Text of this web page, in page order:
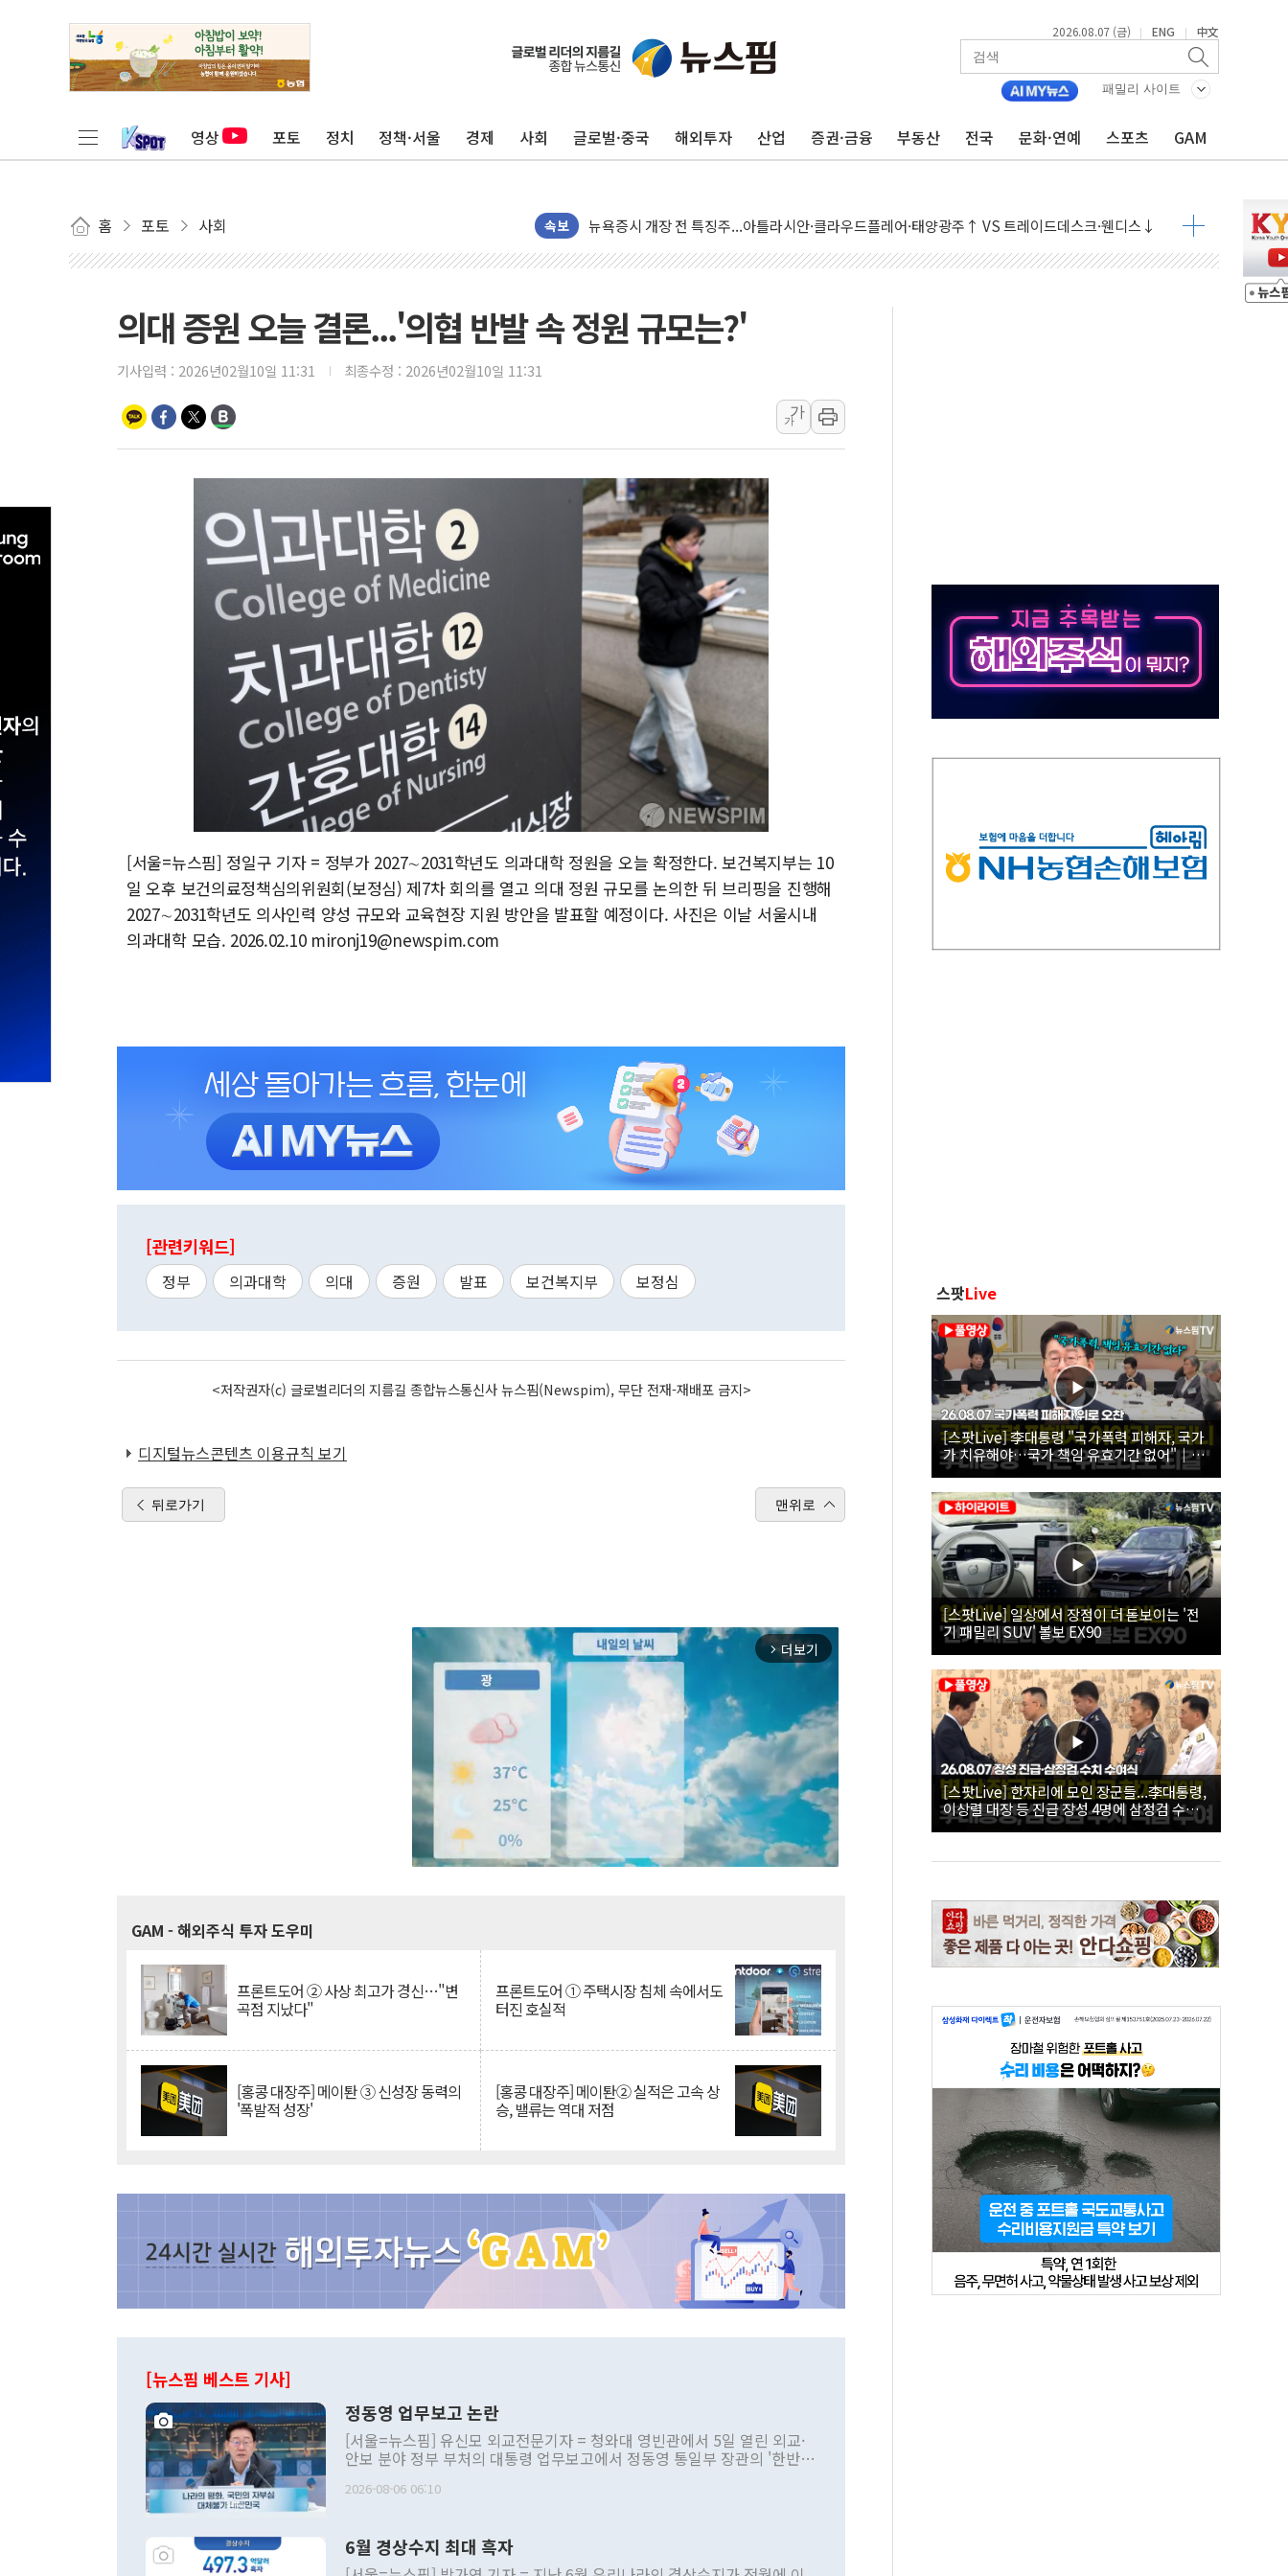
2026.08.07 (금) | ENG | 中文
패밀리 사이트
영상 포토 정치 정책·서울 경제 사회 글로벌·중국 해외투자 산업 증권·금융 부동산 전국 문화·연예 스포츠 GAM
홈 포토 사회 속보
[종합] 美 7월 고용 2만3000명 감소 '쇼크'…9월 금리 인상 기대 후퇴
보훈부, 미 DPAA와 MOU… "6·25 미군 실종자 7359명 끝까지 찾겠다"
트럼프 "금리 내려야"…파월 때와 달리 워시엔 톤 낮춰
李 "해남 태양광, 대한민국 다음 100년 밑거름…수도권 집중 완화 전환점"
李 대통령, '6시간 마라톤 부동산 2차 회의' 주재… "전폭적 공급 확대·속도전 총력"
[사진] 빈살만과 에르도안의 만남
이란와이어 "이란 최고지도자 위독…곧 사망해도 놀랍지 않아"
[인도증시] 중동 불안 속 유가 상승에 소폭 하락...금융주 낙폭 커
황희 '폐버스 청년주택' SNS 글 역풍에 "정부정책 아냐" 해명
폭염 누그러지고 가뭄 숙지나...경북동해안권 8~9일 최대 100mm 호우
사우디·튀르키예·파키스탄, '공동방위협정' 체결… 수니파 국가들의 새 안보 협력 구도
신길동 신축도 3.3㎡당 7250만원…써밋 클라비온 59㎡ 18억원대
용산공원·그린벨트로 또 충돌…반복되는 국토부-서울시 '정책 엇박자'
[AI 부동산 투데이] 특공 전략도 '극과 극'…생애최초만 경쟁 치열
[코인시황] 비트코인 6만4000달러대 횡보…고래·ETF 매수에도 고유가·금리·입법 지연 '삼중 부담'
의대 증원 오늘 결론...'의협 반발 속 정원 규모는?'
기사입력 : 2026년02월10일 11:31 최종수정 : 2026년02월10일 11:31
가
가
[서울=뉴스핌] 정일구 기자 = 정부가 2027∼2031학년도 의과대학 정원을 오늘 확정한다. 보건복지부는 10
일 오후 보건의료정책심의위원회(보정심) 제7차 회의를 열고 의대 정원 규모를 논의한 뒤 브리핑을 진행해
2027∼2031학년도 의사인력 양성 규모와 교육현장 지원 방안을 발표할 예정이다. 사진은 이날 서울시내
의과대학 모습. 2026.02.10 mironj19@newspim.com
[관련키워드]
정부 의과대학 의대 증원 발표 보건복지부 보정심
<저작권자(c) 글로벌리더의 지름길 종합뉴스통신사 뉴스핌(Newspim), 무단 전재-재배포 금지>
디지털뉴스콘텐츠 이용규칙 보기
뒤로가기 맨위로
arrow_forward_ios 더보기
GAM - 해외주식 투자 도우미
프론트도어 ② 사상 최고가 경신…"변
곡점 지났다"
프론트도어 ① 주택시장 침체 속에서도
터진 호실적
[홍콩 대장주] 메이퇀 ③ 신성장 동력의
'폭발적 성장'
[홍콩 대장주] 메이퇀② 실적은 고속 상
승, 밸류는 역대 저점
[뉴스핌 베스트 기사]
정동영 업무보고 논란
[서울=뉴스핌] 유신모 외교전문기자 = 청와대 영빈관에서 5일 열린 외교·
안보 분야 정부 부처의 대통령 업무보고에서 정동영 통일부 장관의 '한반도
발언 중에는 정부 내 조율을 거치지 않은 사안을 정책으로 추진하겠다고 공
주의적 희망에 근거한 비현실적 구상'이라는 비판을 내놨다. 그동안 정 장
관의 대북 정책 관련 발언이 물의를 빚은 적은 여러 번 있지만 대통령과 유
2026-08-06 06:10
6월 경상수지 최대 흑자
스팟Live
[스팟Live] 李대통령 "국가폭력 피해자, 국가
가 치유해야…국가 책임 유효기간 없어"｜
26.08.07 국가폭력 피해자 위로 오찬
[스팟Live] 일상에서 장점이 더 돋보이는 '전
기 패밀리 SUV' 볼보 EX90
[스팟Live] 한자리에 모인 장군들...李대통령,
이상렬 대장 등 진급 장성 4명에 삼정검 수치
직접 수여｜26.08.07 장성 진급·삼정검 수치